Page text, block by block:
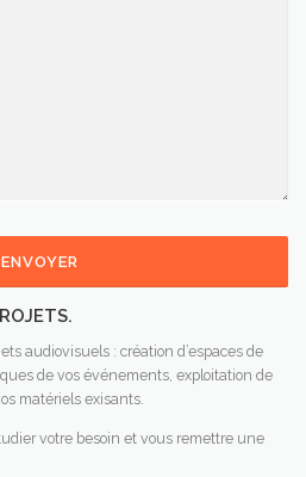
audiovisuels : création d’espaces de
de vos événements, exploitation de
matériels exisants.
votre besoin et vous remettre une